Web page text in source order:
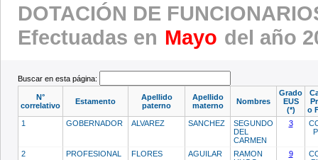
DOTACIÓN DE
Efectuadas en Mayo del año
Buscar en esta página:
N°
correlativo
Estamento
Apellido
paterno
Apellido
materno
Nombres
Grado
EUS
(*)
o
1
GOBERNADOR ALVAREZ SANCHEZ
SEGUNDO
DEL
CARMEN
3
2 PROFESIONAL FLORES AGUILAR
RAMON
9